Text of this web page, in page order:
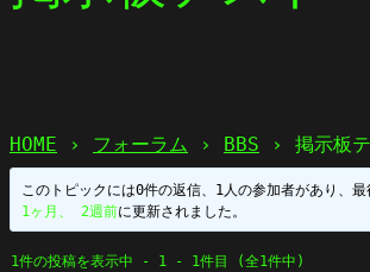
HOME › フォーラム › BBS › 掲示板
このトピックには0件の返信、1人の参加者があり、最
1ヶ月、 2週前に更新されました。
1件の投稿を表示中 - 1 - 1件目 (全1件中)